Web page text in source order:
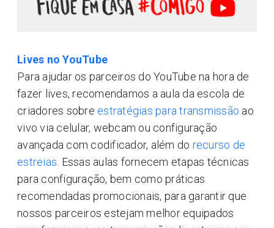
Lives no YouTube
Para ajudar os parceiros do YouTube na hora de
fazer lives, recomendamos a aula da escola de
criadores sobre estratégias para transmissão ao
vivo via celular, webcam ou configuração
avançada com codificador, além do recurso de
estreias . Essas aulas fornecem etapas técnicas
para configuração, bem como práticas
recomendadas promocionais, para garantir que
nossos parceiros estejam melhor equipados